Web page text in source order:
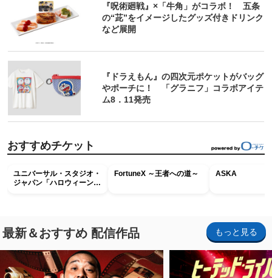
『呪術廻戦』×「牛角」がコラボ！ 五条
の“茈”をイメージしたグッズ付きドリンク
など展開
『ドラえもん』の四次元ポケットがバッグ
やポーチに！ 「グラニフ」コラボアイテ
ム8．11発売
おすすめチケット
ユニバーサル・スタジオ・
ジャパン「ハロウィーン・
FortuneX ～王者への道～ ASKA
最新＆おすすめ 配信作品 もっと見る